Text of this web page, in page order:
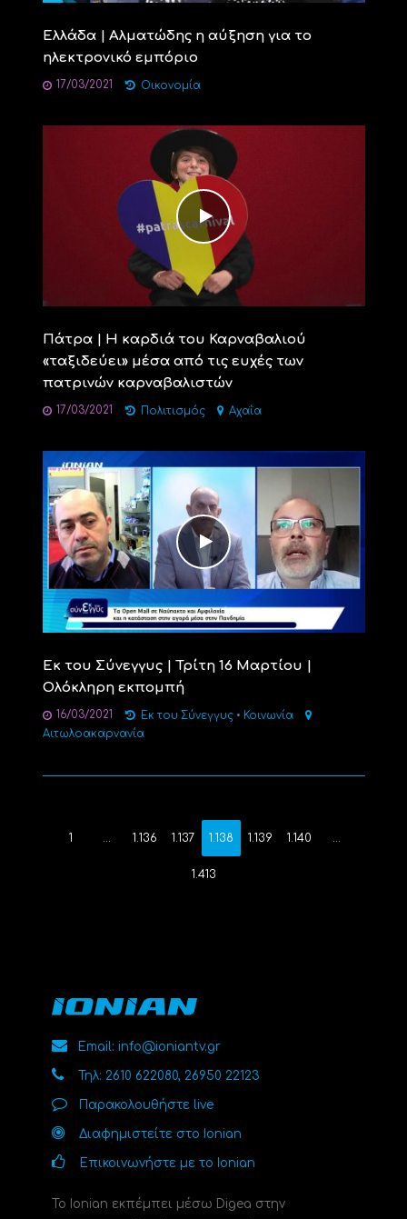
Ελλάδα | Αλματώδης η αύξηση για το
ηλεκτρονικό εμπόριο
17/03/2021 Οικονομία
Πάτρα | Η καρδιά του Καρναβαλιού
«ταξιδεύει» μέσα από τις ευχές των
πατρινών καρναβαλιστών
17/03/2021 Πολιτισμός Αχαΐα
Εκ του Σύνεγγυς | Τρίτη 16 Μαρτίου |
Ολόκληρη εκπομπή
16/03/2021 Εκ του Σύνεγγυς • Κοινωνία
Αιτωλοακαρνανία
1 1.136 1.137 1.138 1.139 1.140
1.413
Email: info@ioniantv.gr
Τηλ: 2610 622080, 26950 22123
Παρακολουθήστε live
Διαφημιστείτε στο Ionian
Επικοινωνήστε με το Ionian
Το Ionian εκπέμπει μέσω Digea στην